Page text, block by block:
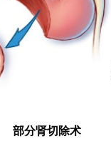
部分肾切除术